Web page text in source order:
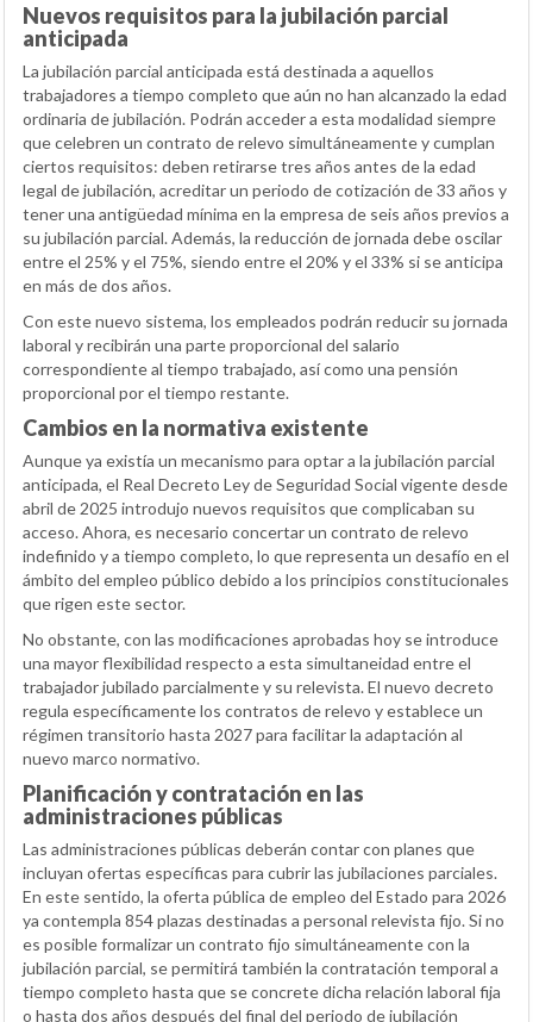
Nuevos requisitos para la jubilación parcial
anticipada
La jubilación parcial anticipada está destinada a aquellos
trabajadores a tiempo completo que aún no han alcanzado la edad
ordinaria de jubilación. Podrán acceder a esta modalidad siempre
que celebren un contrato de relevo simultáneamente y cumplan
ciertos requisitos: deben retirarse tres años antes de la edad
legal de jubilación, acreditar un periodo de cotización de 33 años y
tener una antigüedad mínima en la empresa de seis años previos a
su jubilación parcial. Además, la reducción de jornada debe oscilar
entre el 25% y el 75%, siendo entre el 20% y el 33% si se anticipa
en más de dos años.
Con este nuevo sistema, los empleados podrán reducir su jornada
laboral y recibirán una parte proporcional del salario
correspondiente al tiempo trabajado, así como una pensión
proporcional por el tiempo restante.
Cambios en la normativa existente
Aunque ya existía un mecanismo para optar a la jubilación parcial
anticipada, el Real Decreto Ley de Seguridad Social vigente desde
abril de 2025 introdujo nuevos requisitos que complicaban su
acceso. Ahora, es necesario concertar un contrato de relevo
indefinido y a tiempo completo, lo que representa un desafío en el
ámbito del empleo público debido a los principios constitucionales
que rigen este sector.
No obstante, con las modificaciones aprobadas hoy se introduce
una mayor flexibilidad respecto a esta simultaneidad entre el
trabajador jubilado parcialmente y su relevista. El nuevo decreto
regula específicamente los contratos de relevo y establece un
régimen transitorio hasta 2027 para facilitar la adaptación al
nuevo marco normativo.
Planificación y contratación en las
administraciones públicas
Las administraciones públicas deberán contar con planes que
incluyan ofertas específicas para cubrir las jubilaciones parciales.
En este sentido, la oferta pública de empleo del Estado para 2026
ya contempla 854 plazas destinadas a personal relevista fijo. Si no
es posible formalizar un contrato fijo simultáneamente con la
jubilación parcial, se permitirá también la contratación temporal a
tiempo completo hasta que se concrete dicha relación laboral fija
o hasta dos años después del final del periodo de jubilación